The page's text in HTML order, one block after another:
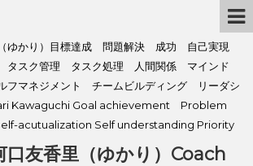
ゆかり）目標達成 問題解決 成功 自己実現
タスク管理 タスク処理 人間関係 マインド
フマネジメント チームビルディング リーダシ
Kawaguchi Goal achievement Problem
acutualization Self understanding Priority
友香里（ゆかり）Coach